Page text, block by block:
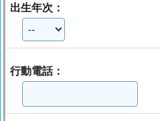
出生年次：
行動電話：